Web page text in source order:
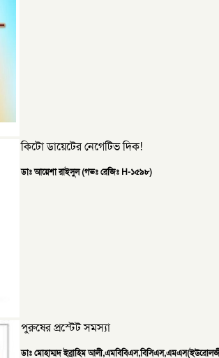
কিটো ডায়েটের নেগেটিভ দিক!
ডাঃ আয়েশা রাইসুল (গভঃ রেজিঃ H-১৫৯৮)
পুরুষের প্রস্টেট সমস্যা
ডাঃ মোহাম্মদ ইব্রাহিম